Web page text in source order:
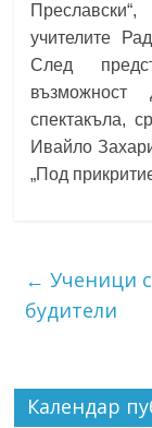
учителите
След
спектакъла,
Ивайло
„Под
← Ученици
будители
Календар